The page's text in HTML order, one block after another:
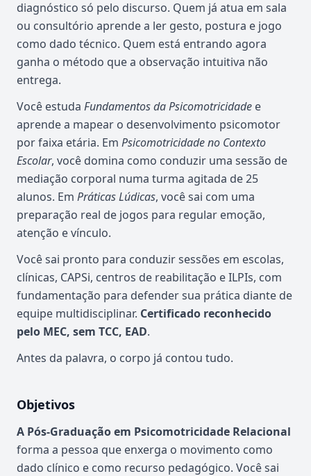
diagnóstico só pelo discurso. Quem já atua em sala
ou consultório aprende a ler gesto, postura e jogo
como dado técnico. Quem está entrando agora
ganha o método que a observação intuitiva não
entrega.
Você estuda Fundamentos da Psicomotricidade e
aprende a mapear o desenvolvimento psicomotor
por faixa etária. Em Psicomotricidade no Contexto
Escolar, você domina como conduzir uma sessão de
mediação corporal numa turma agitada de 25
alunos. Em Práticas Lúdicas, você sai com uma
preparação real de jogos para regular emoção,
atenção e vínculo.
Você sai pronto para conduzir sessões em escolas,
clínicas, CAPSi, centros de reabilitação e ILPIs, com
fundamentação para defender sua prática diante de
equipe multidisciplinar. Certificado reconhecido
pelo MEC, sem TCC, EAD.
Antes da palavra, o corpo já contou tudo.
Objetivos
A Pós-Graduação em Psicomotricidade Relacional
forma a pessoa que enxerga o movimento como
dado clínico e como recurso pedagógico. Você sai